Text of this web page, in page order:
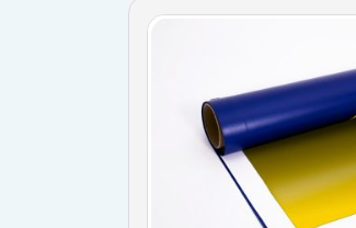
Zum
springen